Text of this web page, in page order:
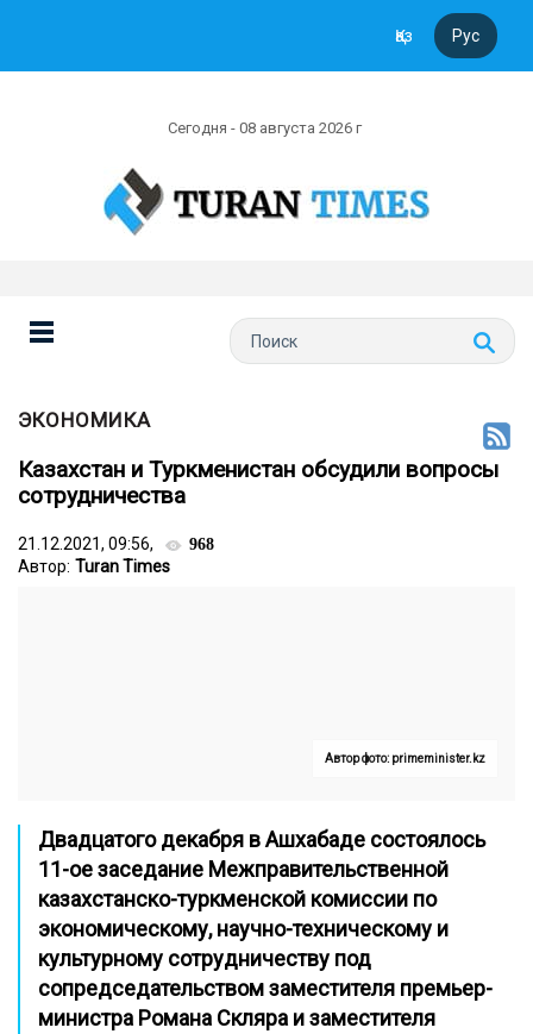
Қаз Рус
Сегодня - 08 августа 2026 г
ЭКОНОМИКА
Казахстан и Туркменистан обсудили вопросы
сотрудничества
21.12.2021, 09:56, 968
Автор: Turan Times
Автор фото: primeminister.kz
Двадцатого декабря в Ашхабаде состоялось
11-ое заседание Межправительственной
казахстанско-туркменской комиссии по
экономическому, научно-техническому и
культурному сотрудничеству под
сопредседательством заместителя премьер-
министра Романа Скляра и заместителя